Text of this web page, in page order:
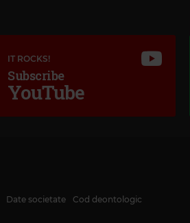
IT ROCKS!
Subscribe
YouTube
Date societate
Cod deontologic